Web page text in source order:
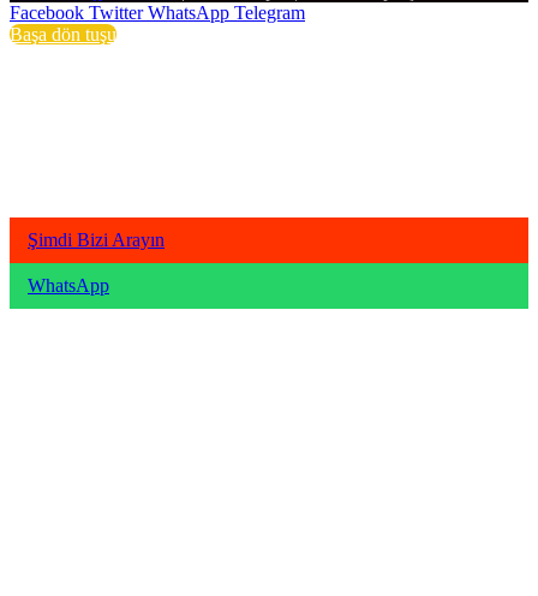
Facebook Twitter WhatsApp Telegram
Başa dön tuşu
Şimdi Bizi Arayın
WhatsApp